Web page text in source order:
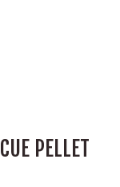
PELLET